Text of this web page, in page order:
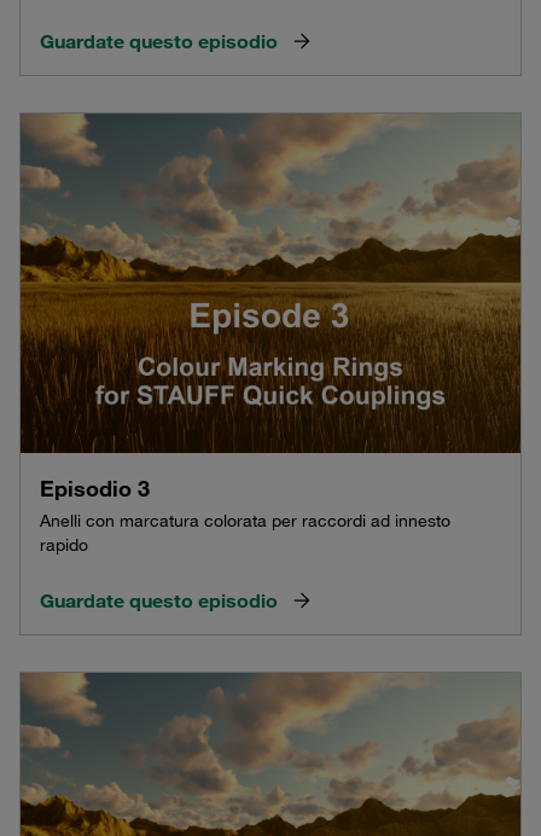
Guardate questo episodio
Episodio 3
Anelli con marcatura colorata per raccordi ad innesto
rapido
Guardate questo episodio